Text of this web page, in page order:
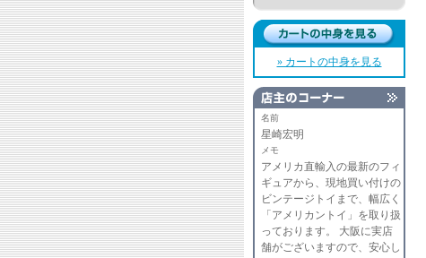
» カートの中身を見る
名前
星崎宏明
メモ
アメリカ直輸入の最新のフィ
ギュアから、現地買い付けの
ビンテージトイまで、幅広く
「アメリカントイ」を取り扱
っております。 大阪に実店
舗がございますので、安心し